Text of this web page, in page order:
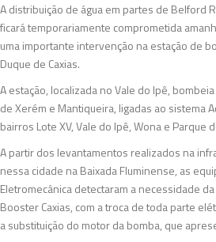
A distribuição de água em partes de Belford
ficará temporariamente comprometida
uma importante intervenção na estação de
Duque de Caxias.
A estação, localizada no Vale do Ipê,
de Xerém e Mantiqueira, ligadas ao sistema
bairros Lote XV, Vale do Ipê, Wona e Parque
A partir dos levantamentos realizados na
nessa cidade na Baixada Fluminense, as
Eletromecânica detectaram a necessidade
Booster Caxias, com a troca de toda parte
a substituição do motor da bomba, que